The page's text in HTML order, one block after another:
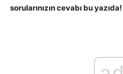
sorularınızın cevabı bu yazıda!